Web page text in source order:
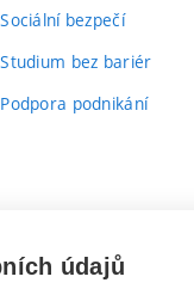
Sociální bezpečí
Studium bez bariér
Podpora podnikání
údajů